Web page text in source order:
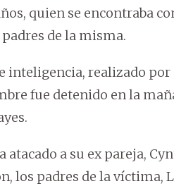
quien se encontraba
de la misma.
inteligencia, realizado
fue detenido en la
atacado a su ex pareja,
los padres de la víctima,